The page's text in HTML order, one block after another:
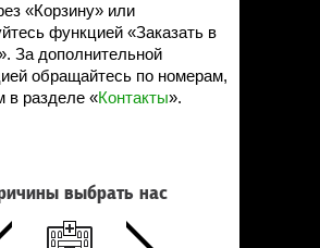
«Корзину» или
функцией «Заказать в
За дополнительной
обращайтесь по номерам,
в разделе «Контакты».
выбрать нас